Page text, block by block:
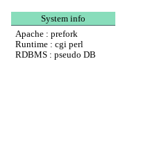
System info
Apache : prefork
Runtime : cgi perl
RDBMS : pseudo DB